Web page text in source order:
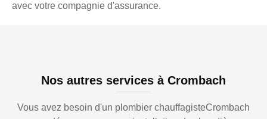
avec votre compagnie d'assurance.
Nos autres services à Crombach
Vous avez besoin d'un plombier chauffagisteCrombach